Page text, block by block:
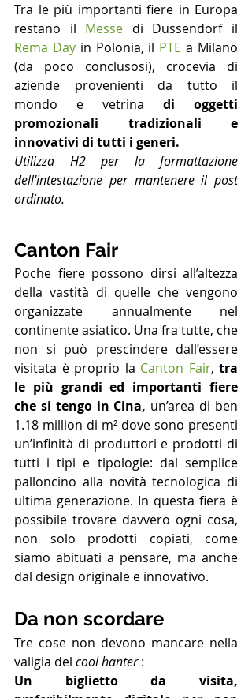
Tra le più importanti fiere in Europa
restano il Messe
Rema Day in Polonia, il PTE a Milano
(da poco conclusosi), crocevia di
aziende provenienti da tutto il
mondo e vetrina di oggetti
promozionali tradizionali e
innovativi di tutti i generi.
Utilizza H2 per la formattazione
dell'intestazione per mantenere il post
ordinato.
Canton Fair
Poche fiere possono dirsi all’altezza
della vastità di quelle che vengono
organizzate annualmente nel
continente asiatico. Una fra tutte, che
non si può prescindere dall’essere
visitata è proprio la Canton Fair, tra
le più grandi ed importanti fiere
che si tengo in Cina, un’area di ben
1.18 million di m² dove sono presenti
un’infinità di produttori e prodotti di
tutti i tipi e tipologie: dal semplice
palloncino alla novità tecnologica di
ultima generazione. In questa fiera è
possibile trovare davvero ogni cosa,
non solo prodotti copiati, come
siamo abituati a pensare, ma anche
dal design originale e innovativo.
Da non scordare
Tre cose non devono mancare nella
valigia del cool hanter :
Un biglietto da visita,